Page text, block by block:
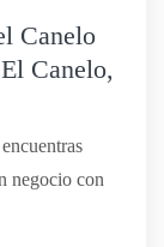
Canelo
Canelo,
negocio con